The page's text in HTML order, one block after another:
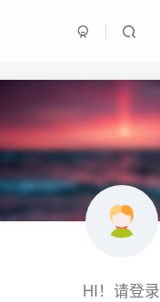
HI！请登录